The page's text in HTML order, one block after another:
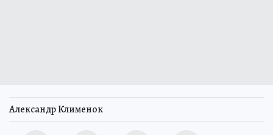
Александр Клименок